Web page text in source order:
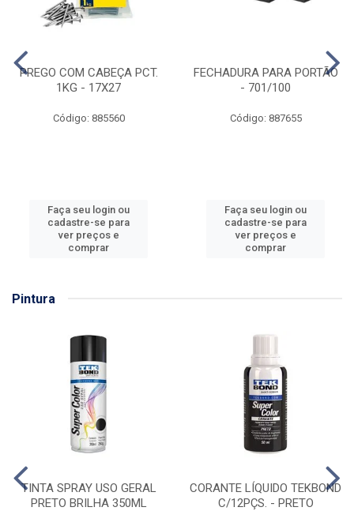
PREGO COM CABEÇA PCT.
1KG - 17X27
Código: 885560
Faça seu login ou
cadastre-se para
ver preços e
comprar
FECHADURA PARA PORTÃO
- 701/100
Código: 887655
Faça seu login ou
cadastre-se para
ver preços e
comprar
Pintura
TINTA SPRAY USO GERAL
PRETO BRILHA 350ML
CORANTE LÍQUIDO TEKBOND
C/12PÇS. - PRETO